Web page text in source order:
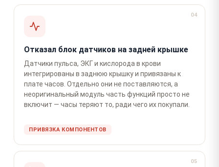
04
Отказал блок датчиков на задней крышке
Датчики пульса, ЭКГ и кислорода в крови
интегрированы в заднюю крышку и привязаны к
плате часов. Отдельно они не поставляются, а
неоригинальный модуль часть функций просто не
включит — часы теряют то, ради чего их покупали.
ПРИВЯЗКА КОМПОНЕНТОВ
05